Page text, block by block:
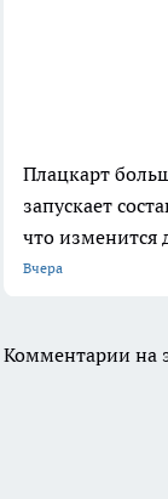
Плацкарт
запускает
что изменится
Вчера
Комментарии на